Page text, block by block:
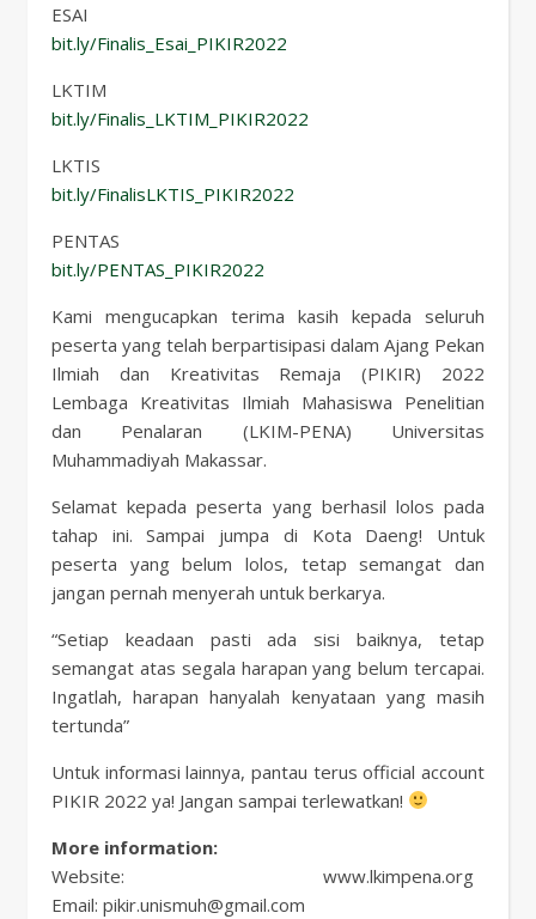
ESAI
bit.ly/Finalis_Esai_PIKIR2022
LKTIM
bit.ly/Finalis_LKTIM_PIKIR2022
LKTIS
bit.ly/FinalisLKTIS_PIKIR2022
PENTAS
bit.ly/PENTAS_PIKIR2022
Kami mengucapkan terima kasih kepada seluruh
peserta yang telah berpartisipasi dalam Ajang Pekan
Ilmiah dan Kreativitas Remaja (PIKIR) 2022
Lembaga Kreativitas Ilmiah Mahasiswa Penelitian
dan Penalaran (LKIM-PENA) Universitas
Muhammadiyah Makassar.
Selamat kepada peserta yang berhasil lolos pada
tahap ini. Sampai jumpa di Kota Daeng! Untuk
peserta yang belum lolos, tetap semangat dan
jangan pernah menyerah untuk berkarya.
“Setiap keadaan pasti ada sisi baiknya, tetap
semangat atas segala harapan yang belum tercapai.
Ingatlah, harapan hanyalah kenyataan yang masih
tertunda”
Untuk informasi lainnya, pantau terus official account
PIKIR 2022 ya! Jangan sampai terlewatkan!
More information:
Website: www.lkimpena.org
Email: pikir.unismuh@gmail.com